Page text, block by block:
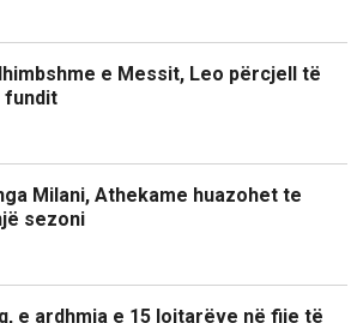
e Messit, Leo përcjell të
fundit
Milani, Athekame huazohet te
sezoni
e ardhmja e 15 lojtarëve në fije të